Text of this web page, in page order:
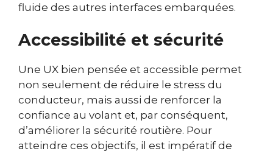
fluide des autres interfaces embarquées.
Accessibilité et sécurité
Une UX bien pensée et accessible permet
non seulement de réduire le stress du
conducteur, mais aussi de renforcer la
confiance au volant et, par conséquent,
d’améliorer la sécurité routière. Pour
atteindre ces objectifs, il est impératif de